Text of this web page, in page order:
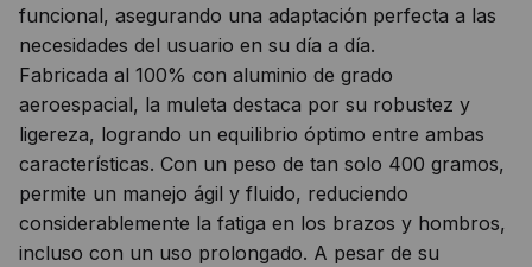
funcional, asegurando una adaptación perfecta a las
necesidades del usuario en su día a día.
Fabricada al 100% con aluminio de grado
aeroespacial, la muleta destaca por su robustez y
ligereza, logrando un equilibrio óptimo entre ambas
características. Con un peso de tan solo 400 gramos,
permite un manejo ágil y fluido, reduciendo
considerablemente la fatiga en los brazos y hombros,
incluso con un uso prolongado. A pesar de su